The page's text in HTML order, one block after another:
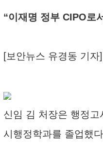
“이재명 정부 CIPO로
[보안뉴스 유경동 기
신임 김 처장은 행정
시행정학과를 졸업했